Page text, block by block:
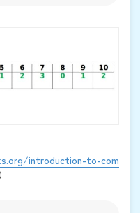
introduction-to-com